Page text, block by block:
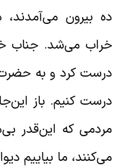
بیرون می‌آمدند،
می‌شد. جناب خضر
کرد و به حضرت
کنیم. باز این‌جا
که این‌قدر
ما بیاییم